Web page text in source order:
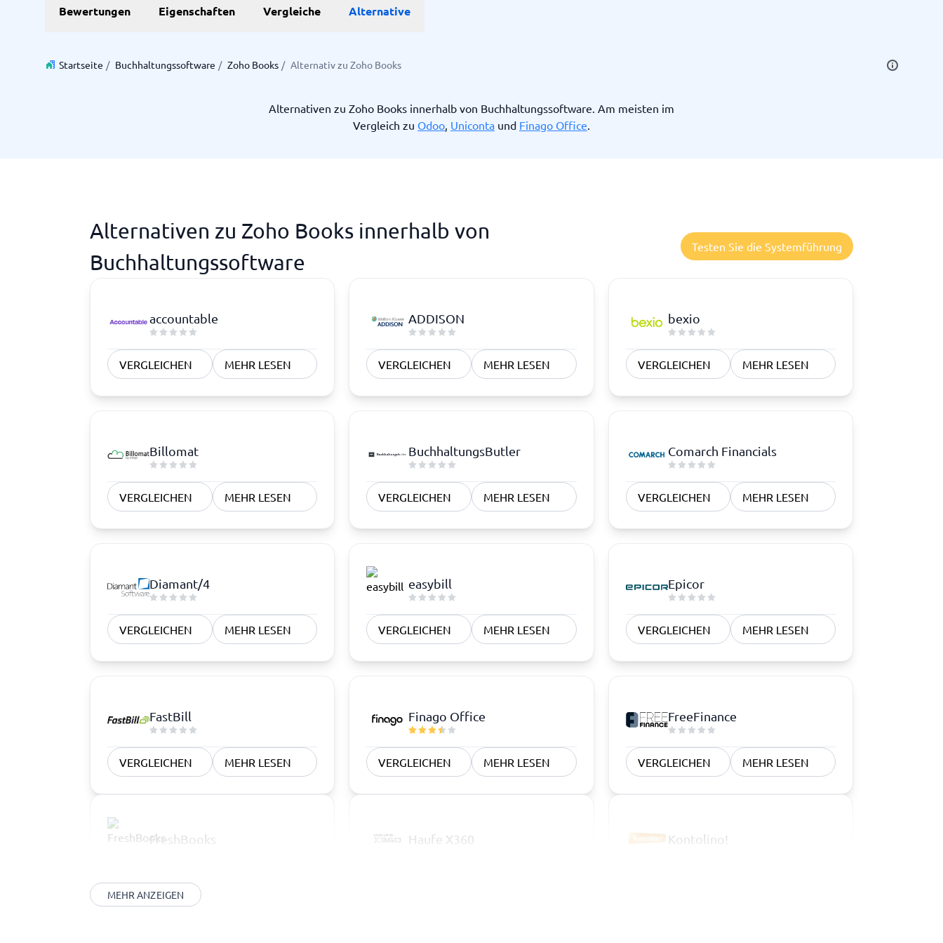
Personalmanagementsystem
Zeiterfassungssystem
Bewertungen Eigenschaften Vergleiche Alternative
Startseite / Buchhaltungssoftware / Zoho Books / Alternativ zu Zoho Books
Alternativen zu Zoho Books innerhalb von Buchhaltungssoftware. Am meisten im
Vergleich zu Odoo, Uniconta und Finago Office.
Alternativen zu Zoho Books innerhalb von
Buchhaltungssoftware
Testen Sie die Systemführung
accountable
VERGLEICHEN MEHR LESEN
ADDISON
VERGLEICHEN MEHR LESEN
bexio
VERGLEICHEN MEHR LESEN
Billomat
VERGLEICHEN MEHR LESEN
BuchhaltungsButler
VERGLEICHEN MEHR LESEN
Comarch Financials
VERGLEICHEN MEHR LESEN
Diamant/4
VERGLEICHEN MEHR LESEN
easybill
VERGLEICHEN MEHR LESEN
Epicor
VERGLEICHEN MEHR LESEN
FastBill
VERGLEICHEN MEHR LESEN
Finago Office
VERGLEICHEN MEHR LESEN
FreeFinance
VERGLEICHEN MEHR LESEN
FreshBooks Haufe X360 Kontolino!
MEHR ANZEIGEN